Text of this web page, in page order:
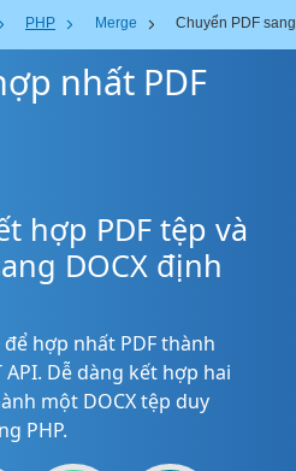
PHP Merge Chuyển PDF
nhất PDF
hợp PDF tệp và
DOCX định
hợp nhất PDF thành
API. Dễ dàng kết hợp hai
một DOCX tệp duy
PHP.